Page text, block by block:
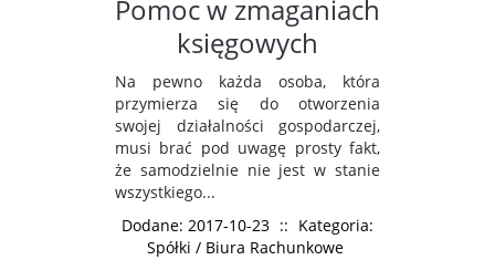
Pomoc w zmaganiach
księgowych
Na pewno każda osoba, która
przymierza się do otworzenia
swojej działalności gospodarczej,
musi brać pod uwagę prosty fakt,
że samodzielnie nie jest w stanie
wszystkiego...
Dodane: 2017-10-23 :: Kategoria:
Spółki / Biura Rachunkowe